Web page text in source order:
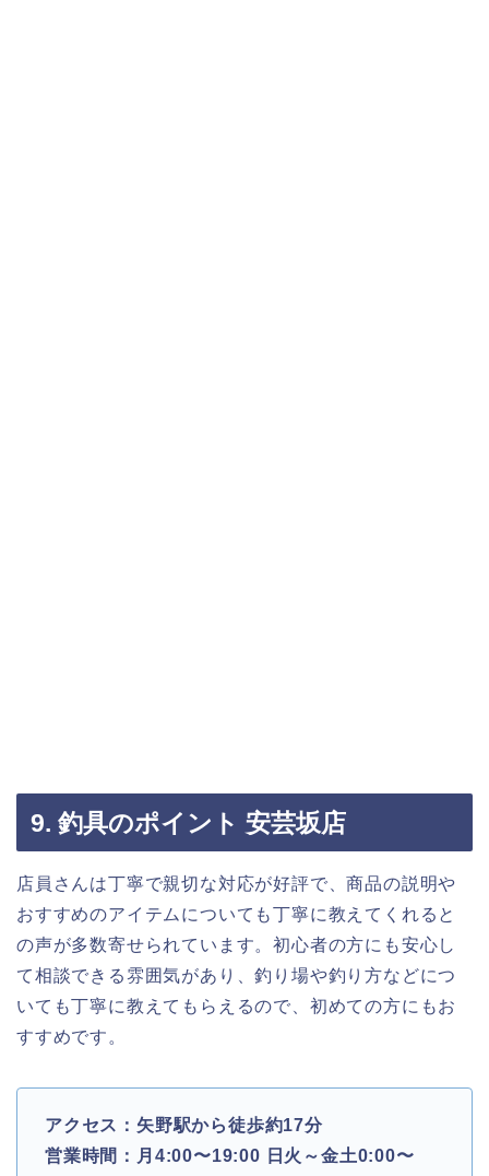
9. 釣具のポイント 安芸坂店
店員さんは丁寧で親切な対応が好評で、商品の説明や
おすすめのアイテムについても丁寧に教えてくれると
の声が多数寄せられています。初心者の方にも安心し
て相談できる雰囲気があり、釣り場や釣り方などにつ
いても丁寧に教えてもらえるので、初めての方にもお
すすめです。
アクセス：矢野駅から徒歩約17分
営業時間：月4:00〜19:00 日火～金土0:00〜